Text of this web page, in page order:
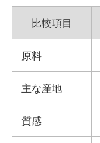
比較項目
原料
主な産地
質感